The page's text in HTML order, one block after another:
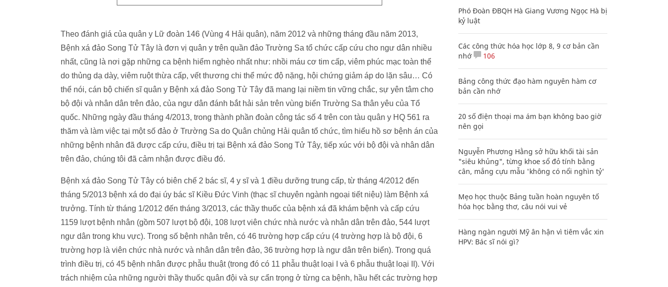
Theo đánh giá của quân y Lữ đoàn 146 (Vùng 4 Hải quân), năm 2012 và những tháng đầu năm 2013,
Bệnh xá đảo Song Tử Tây là đơn vị quân y trên quần đảo Trường Sa tổ chức cấp cứu cho ngư dân nhiều
nhất, cũng là nơi gặp những ca bệnh hiểm nghèo nhất như: nhồi máu cơ tim cấp, viêm phúc mạc toàn thể
do thủng dạ dày, viêm ruột thừa cấp, vết thương chi thể mức độ nặng, hội chứng giảm áp do lặn sâu… Có
thể nói, cán bộ chiến sĩ quân y Bệnh xá đảo Song Tử Tây đã mang lại niềm tin vững chắc, sự yên tâm cho
bộ đội và nhân dân trên đảo, của ngư dân đánh bắt hải sản trên vùng biển Trường Sa thân yêu của Tổ
quốc. Những ngày đầu tháng 4/2013, trong thành phần đoàn công tác số 4 trên con tàu quân y HQ 561 ra
thăm và làm việc tại một số đảo ở Trường Sa do Quân chủng Hải quân tổ chức, tìm hiểu hồ sơ bệnh án của
những bệnh nhân đã được cấp cứu, điều trị tại Bệnh xá đảo Song Tử Tây, tiếp xúc với bộ đội và nhân dân
trên đảo, chúng tôi đã cảm nhận được điều đó.
Bệnh xá đảo Song Tử Tây có biên chế 2 bác sĩ, 4 y sĩ và 1 điều dưỡng trung cấp, từ tháng 4/2012 đến
tháng 5/2013 bệnh xá do đại úy bác sĩ Kiều Đức Vinh (thạc sĩ chuyên ngành ngoại tiết niệu) làm Bệnh xá
trưởng. Tính từ tháng 1/2012 đến tháng 3/2013, các thầy thuốc của bệnh xá đã khám bệnh và cấp cứu
1159 lượt bệnh nhân (gồm 507 lượt bộ đội, 108 lượt viên chức nhà nước và nhân dân trên đảo, 544 lượt
ngư dân trong khu vực). Trong số bệnh nhân trên, có 46 trường hợp cấp cứu (4 trường hợp là bộ đội, 6
trường hợp là viên chức nhà nước và nhân dân trên đảo, 36 trường hợp là ngư dân trên biển). Trong quá
trình điều trị, có 45 bệnh nhân được phẫu thuật (trong đó có 11 phẫu thuật loại I và 6 phẫu thuật loại II). Với
trách nhiệm của những người thầy thuốc quân đội và sự cẩn trọng ở từng ca bệnh, hầu hết các trường hợp
Phó Đoàn ĐBQH Hà Giang Vương Ngọc Hà bị
kỷ luật
Các công thức hóa học lớp 8, 9 cơ bản cần
nhớ
106
Bảng công thức đạo hàm nguyên hàm cơ
bản cần nhớ
20 số điện thoại ma ám bạn không bao giờ
nên gọi
Nguyễn Phương Hằng sở hữu khối tài sản
"siêu khủng", từng khoe sổ đỏ tính bằng
cân, mắng cựu mẫu 'không có nổi nghìn tỷ'
Mẹo học thuộc Bảng tuần hoàn nguyên tố
hóa học bằng thơ, câu nói vui vẻ
Hàng ngàn người Mỹ ân hận vì tiêm vắc xin
HPV: Bác sĩ nói gì?